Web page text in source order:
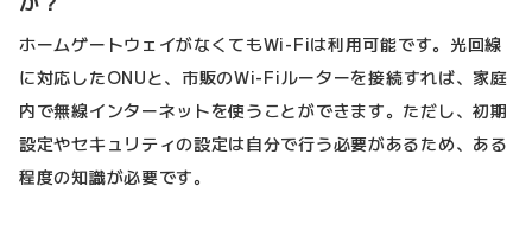
ホームゲートウェイがなくてもWi-Fiは利用可能です。光回線
に対応したONUと、市販のWi-Fiルーターを接続すれば、家庭
内で無線インターネットを使うことができます。ただし、初期
設定やセキュリティの設定は自分で行う必要があるため、ある
程度の知識が必要です。